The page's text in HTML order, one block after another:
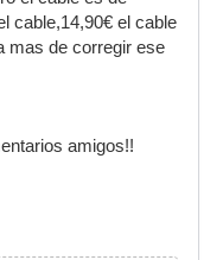
cable,14,90€ el cable
mas de corregir ese
amigos!!